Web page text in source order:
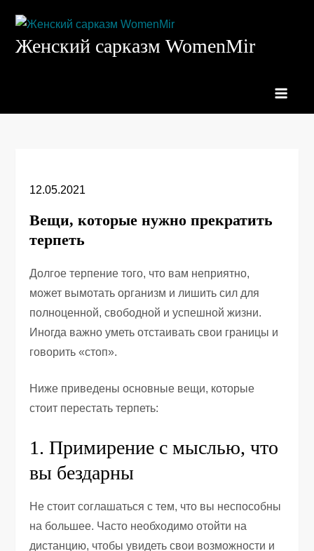
содержимому
Женский сарказм WomenMir
12.05.2021
Вещи, которые нужно прекратить
терпеть
Долгое терпение того, что вам неприятно,
может вымотать организм и лишить сил для
полноценной, свободной и успешной жизни.
Иногда важно уметь отстаивать свои границы и
говорить «стоп».
Ниже приведены основные вещи, которые
стоит перестать терпеть:
1. Примирение с мыслью, что
вы бездарны
Не стоит соглашаться с тем, что вы неспособны
на большее. Часто необходимо отойти на
дистанцию, чтобы увидеть свои возможности и